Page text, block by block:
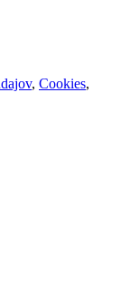
, Cookies,